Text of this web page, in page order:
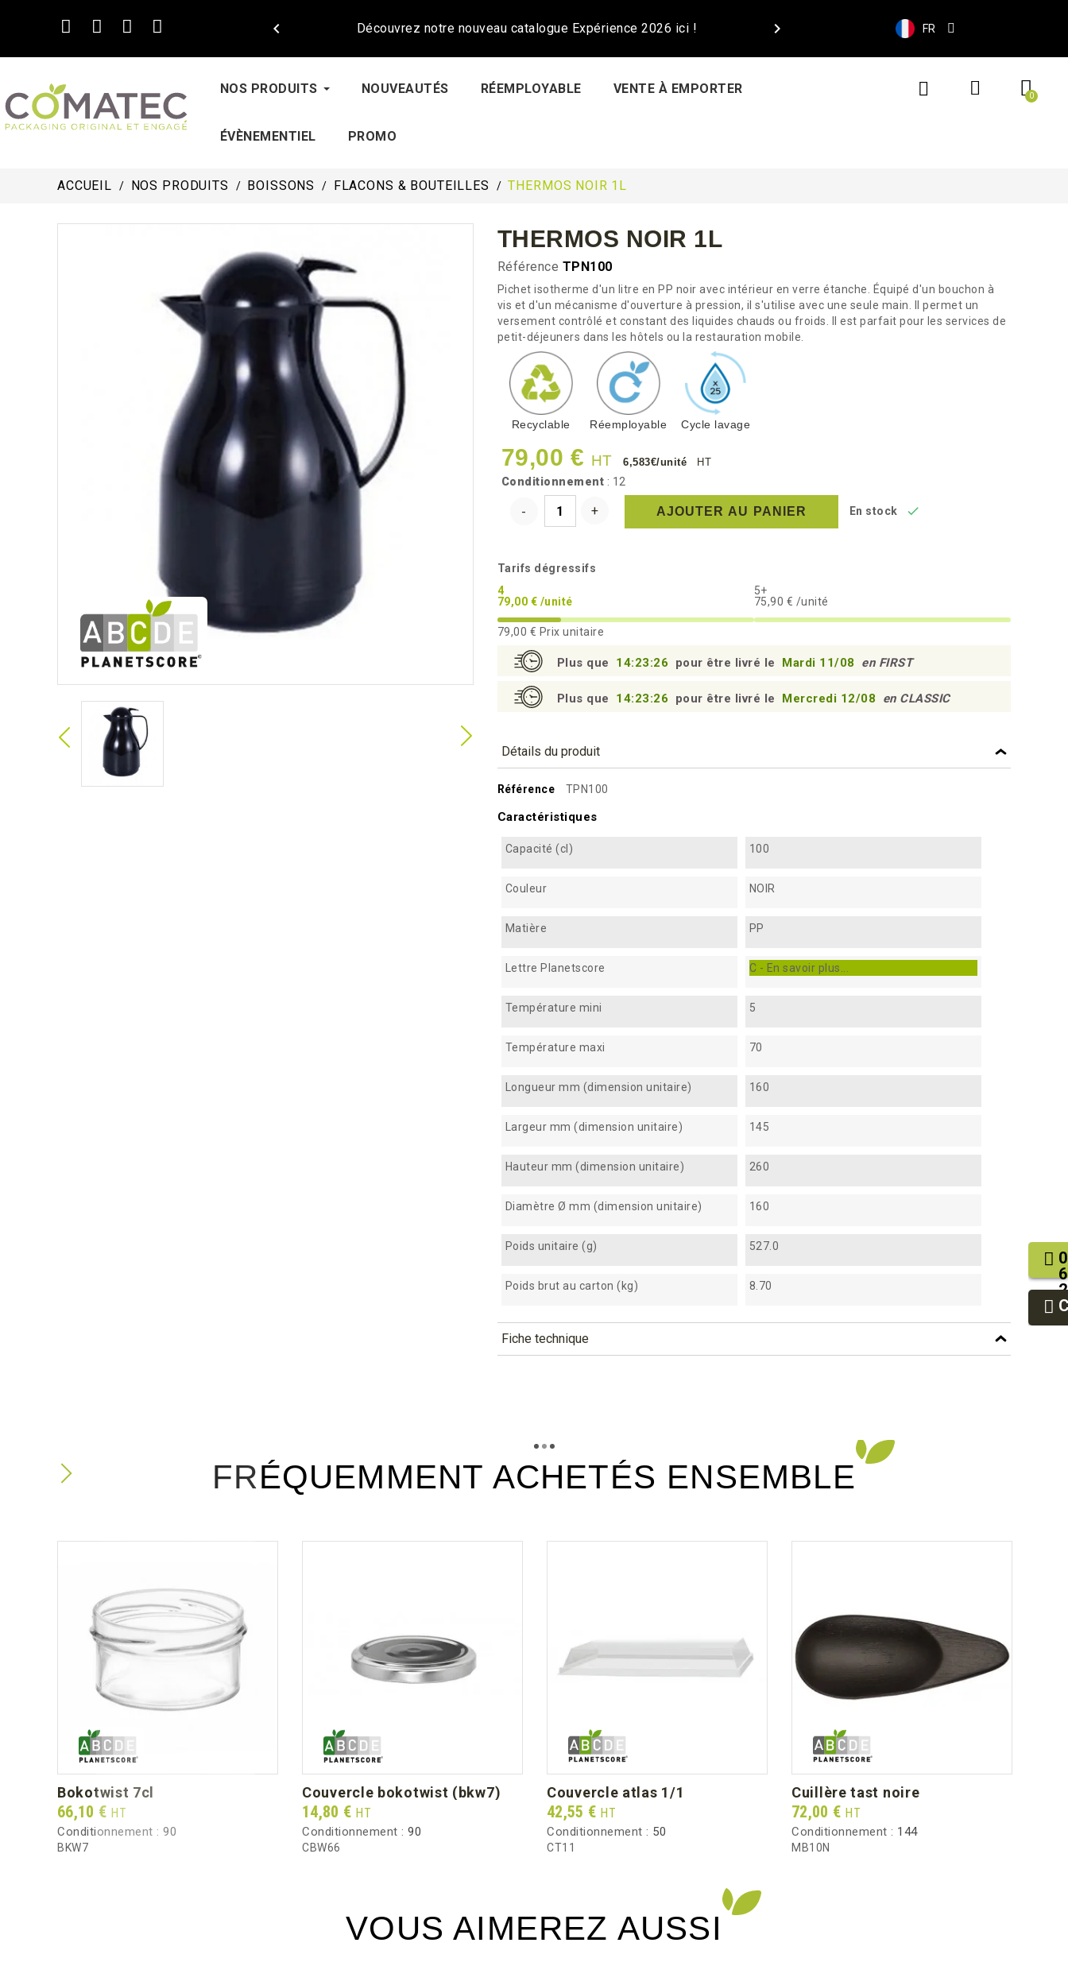
Découvrez notre nouveau catalogue Expérience 2026 ici !
  FR
NOS PRODUITS NOUVEAUTÉS RÉEMPLOYABLE VENTE À EMPORTER
ÉVÈNEMENTIEL PROMO
ACCUEIL NOS PRODUITS BOISSONS FLACONS & BOUTEILLES THERMOS NOIR 1L
THERMOS NOIR 1L
Référence TPN100
Pichet isotherme d'un litre en PP noir avec intérieur en verre étanche. Équipé d'un bouchon à
vis et d'un mécanisme d'ouverture à pression, il s'utilise avec une seule main. Il permet un
versement contrôlé et constant des liquides chauds ou froids. Il est parfait pour les services de
petit-déjeuners dans les hôtels ou la restauration mobile.
Recyclable Réemployable Cycle lavage
79,00 € HT 6,583€/unité HT
Conditionnement : 12
AJOUTER AU PANIER En stock 
Tarifs dégressifs
4
79,00 € /unité
5+
75,90 € /unité
79,00 € Prix unitaire
Plus que 14:23:25 pour être livré le Mardi 11/08 en FIRST
Plus que 14:23:25 pour être livré le Mercredi 12/08 en CLASSIC
Détails du produit
Référence TPN100
Caractéristiques
Capacité (cl) 100
Couleur NOIR
Matière PP
Lettre Planetscore C - En savoir plus...
Température mini 5
Température maxi 70
Longueur mm (dimension unitaire) 160
Largeur mm (dimension unitaire) 145
Hauteur mm (dimension unitaire) 260
Diamètre Ø mm (dimension unitaire) 160
Poids unitaire (g) 527.0
Poids brut au carton (kg) 8.70
Fiche technique
FRÉQUEMMENT ACHETÉS ENSEMBLE
bokotwist 7cl
Prix
66,10 € HT
Conditionnement : 90
BKW7
couvercle bokotwist (bkw7)
Prix
14,80 € HT
Conditionnement : 90
CBW66
couvercle atlas 1/1
Prix
42,55 € HT
Conditionnement : 50
CT11
cuillère tast noire
Prix
72,00 € HT
Conditionnement : 144
MB10N
VOUS AIMEREZ AUSSI